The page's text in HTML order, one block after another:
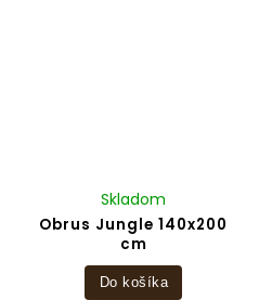
Obrus Jungle 140x200
cm
Skladom
Do košíka